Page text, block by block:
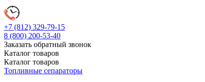
+7 (812) 329-79-15
8 (800) 200-53-40
Заказать обратный звонок
Каталог товаров
Каталог товаров
Топливные сепараторы